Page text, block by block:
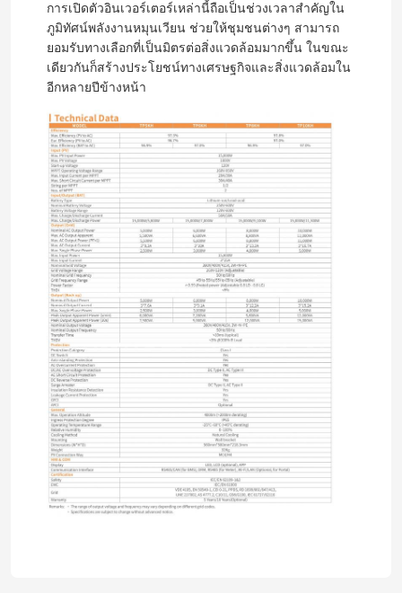
บ้าน
สินค้า
วิดีโอ
เกี่ยวกับเรา
การเปิดตัวอินเวอร์เตอร์เหล่านี้ถือเป็นช่วงเวลาสำคัญใน
ภูมิทัศน์พลังงานหมุนเวียน ช่วยให้ชุมชนต่างๆ สามารถ
ยอมรับทางเลือกที่เป็นมิตรต่อสิ่งแวดล้อมมากขึ้น ในขณะ
เดียวกันก็สร้างประโยชน์ทางเศรษฐกิจและสิ่งแวดล้อมใน
อีกหลายปีข้างหน้า